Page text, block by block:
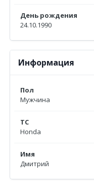
День рождения
24.10.1990
Информация
Пол
Мужчина
ТС
Honda
Имя
Дмитрий